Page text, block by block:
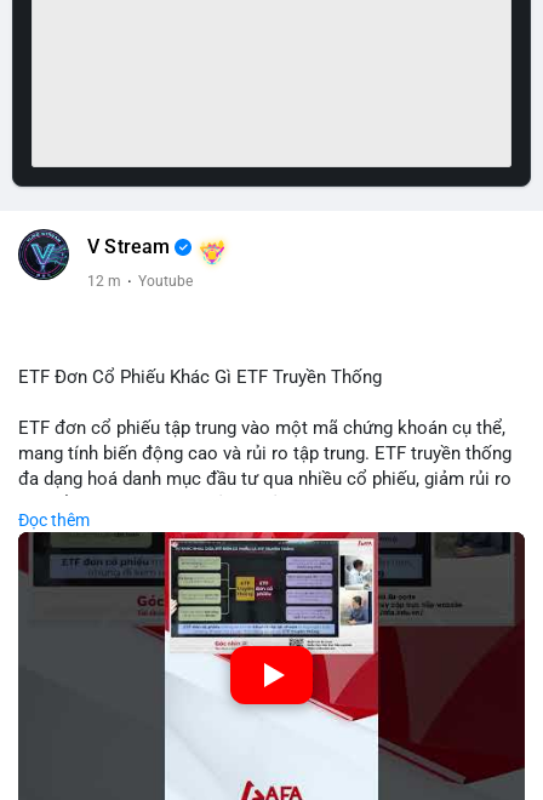
V Stream
12 m · Youtube
ETF Đơn Cổ Phiếu Khác Gì ETF Truyền Thống
ETF đơn cổ phiếu tập trung vào một mã chứng khoán cụ thể,
mang tính biến động cao và rủi ro tập trung. ETF truyền thống
đa dạng hoá danh mục đầu tư qua nhiều cổ phiếu, giảm rủi ro
sản và mức độ tiếp xúc với thị trường.
🎥 Xem video trực tiếp tại:
Nguồn: Tài chính & Kinh doanh
Đọc thêm